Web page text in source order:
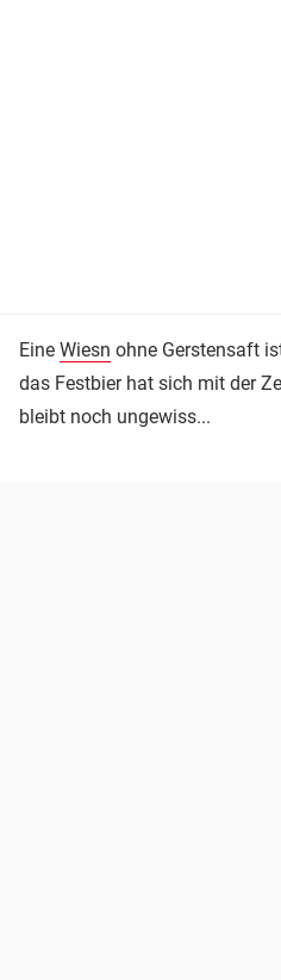
Eine Wiesn ohne Gerstensaft
das Festbier hat sich mit der
bleibt noch ungewiss...